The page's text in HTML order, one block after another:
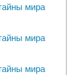
мира
мира
мира